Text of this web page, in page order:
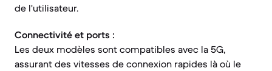
de l'utilisateur.
Connectivité et ports :
Les deux modèles sont compatibles avec la 5G,
assurant des vitesses de connexion rapides là où le